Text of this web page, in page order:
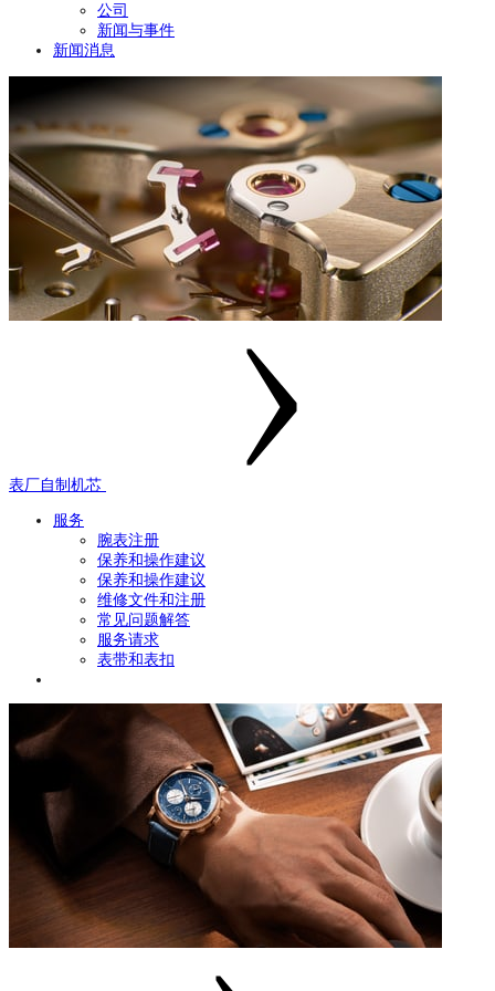
公司
新闻与事件
新闻消息
表厂自制机芯
服务
腕表注册
保养和操作建议
保养和操作建议
维修文件和注册
常见问题解答
服务请求
表带和表扣